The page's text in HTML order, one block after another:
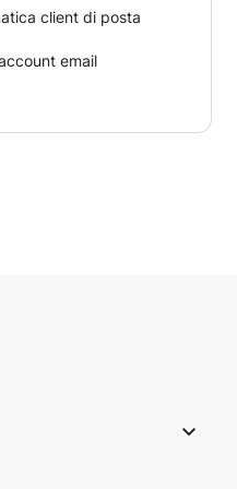
client di posta
email